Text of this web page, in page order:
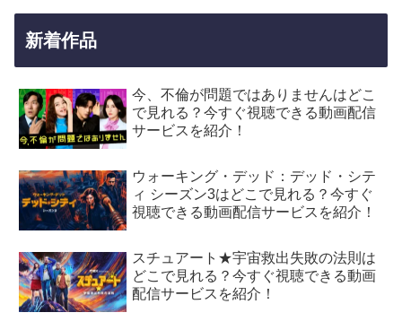
新着作品
今、不倫が問題ではありませんはどこ
で見れる？今すぐ視聴できる動画配信
サービスを紹介！
ウォーキング・デッド：デッド・シテ
ィ シーズン3はどこで見れる？今すぐ
視聴できる動画配信サービスを紹介！
スチュアート★宇宙救出失敗の法則は
どこで見れる？今すぐ視聴できる動画
配信サービスを紹介！